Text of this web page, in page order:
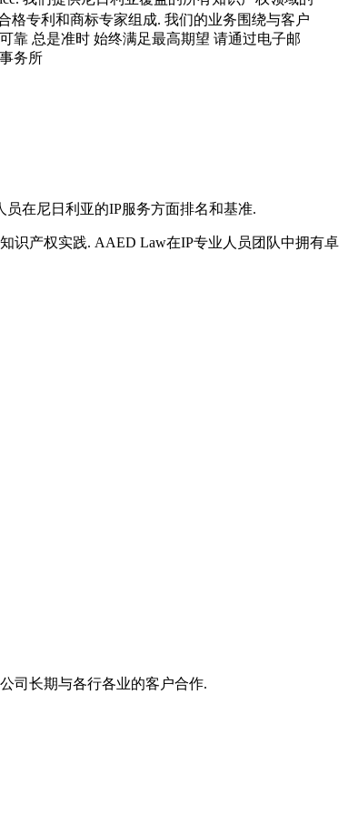
在尼日利亚的IP服务方面排名和基准.
识产权实践. AAED Law在IP专业人员团队中拥有卓
司长期与各行各业的客户合作.